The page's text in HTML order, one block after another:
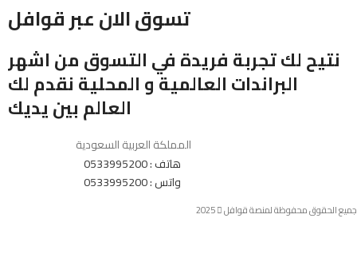
تسوق الان عبر قوافل
نتيح لك تجربة فريدة في التسوق من اشهر
البراندات العالمية و المحلية نقدم لك
العالم بين يديك
المملكة العربية السعودية
هاتف : 0533995200
واتس : 0533995200
جميع الحقوق محفوظة لمنصة قوافل